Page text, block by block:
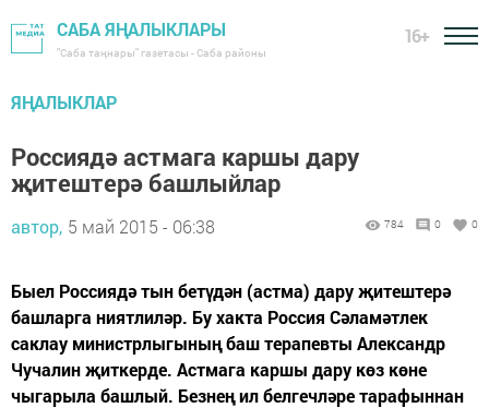
САБА ЯҢАЛЫКЛАРЫ
"Саба таңнары" газетасы - Саба районы
16+
ЯҢАЛЫКЛАР
Россиядә астмага каршы дару
җитештерә башлыйлар
автор, 5 май 2015 - 06:38 784 0 0
Быел Россиядә тын бетүдән (астма) дару җитештерә
башларга ниятлиләр. Бу хакта Россия Сәламәтлек
саклау министрлыгының баш терапевты Александр
Чучалин җиткерде. Астмага каршы дару көз көне
чыгарыла башлый. Безнең ил белгечләре тарафыннан